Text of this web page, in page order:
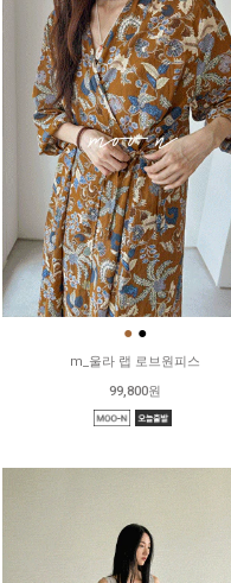
● ●
m_울라 랩 로브원피스
99,800원